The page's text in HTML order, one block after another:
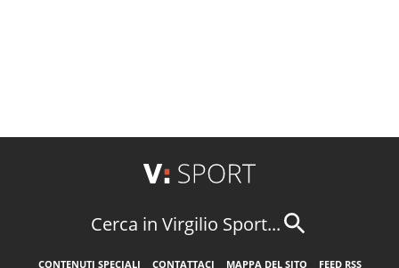
Cerca in Virgilio Sport...
CONTENUTI SPECIALI CONTATTACI MAPPA DEL SITO FEED RSS